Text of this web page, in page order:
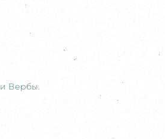
Вербы.